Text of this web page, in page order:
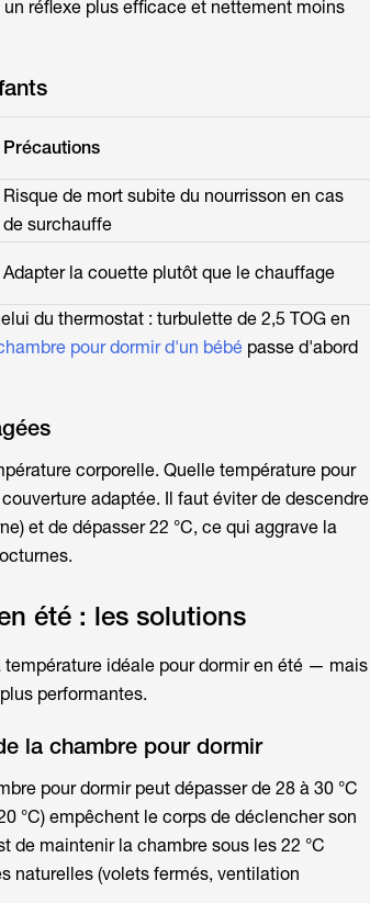
réflexe plus efficace et nettement moins
Précautions
Risque de mort subite du nourrisson en cas
de surchauffe
Adapter la couette plutôt que le chauffage
du thermostat : turbulette de 2,5 TOG en
pour dormir d'un bébépasse d'abord
corporelle. Quelle température pour
adaptée. Il faut éviter de descendre
et de dépasser 22 °C, ce qui aggrave la
été : les solutions
température idéale pour dormir en été— mais
performantes.
la chambre pour dormir
pour dormir peut dépasser de 28 à 30 °C
°C) empêchent le corps de déclencher son
de maintenir la chambre sous les 22 °C
naturelles (volets fermés, ventilation